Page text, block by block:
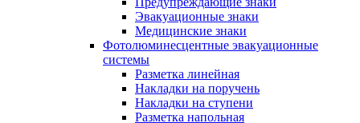
Эвакуационные знаки
Медицинские знаки
Фотолюминесцентные эвакуационные
системы
Разметка линейная
Накладки на поручень
Накладки на ступени
Разметка напольная